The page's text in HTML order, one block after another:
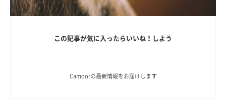
この記事が気に入ったらいいね！しよう
Camoorの最新情報をお届けします